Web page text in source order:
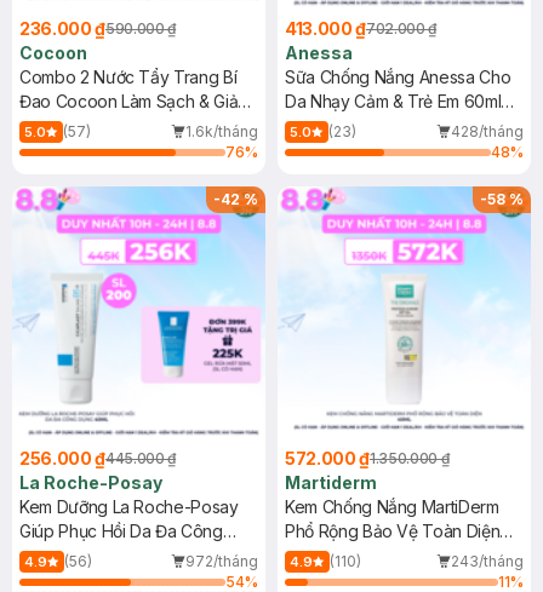
236.000 ₫590.000 ₫
Cocoon
Combo 2 Nước Tẩy Trang Bí
Đao Cocoon Làm Sạch & Giảm
Dầu 500ml
5.0 (57)
1.6k/tháng
76%
413.000 ₫702.000 ₫
Anessa
Sữa Chống Nắng Anessa Cho
Da Nhạy Cảm & Trẻ Em 60ml
(Mới)
5.0 (23)
428/tháng
48%
-42%
256.000 ₫445.000 ₫
La Roche-Posay
Kem Dưỡng La Roche-Posay
Giúp Phục Hồi Da Đa Công
Dụng 40ml
4.9 (56)
972/tháng
54%
-58%
572.000 ₫1.350.000 ₫
Martiderm
Kem Chống Nắng MartiDerm
Phổ Rộng Bảo Vệ Toàn Diện
40ml
4.9 (110)
243/tháng
11%